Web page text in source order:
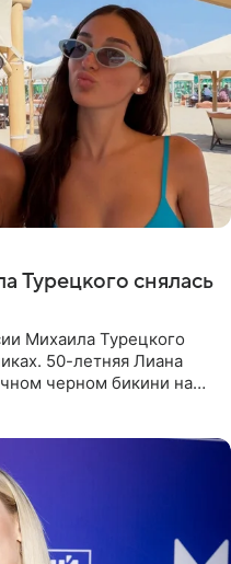
Турецкого снялась
Михаила Турецкого
50-летняя Лиана
черном бикини на